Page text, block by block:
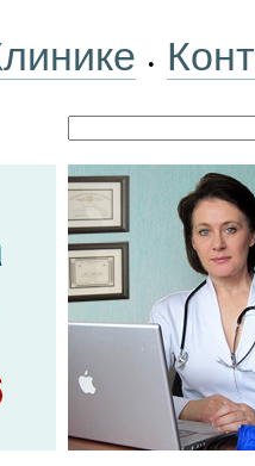
•